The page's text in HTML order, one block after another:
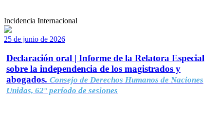
Incidencia Internacional
25 de junio de 2026
Declaración oral | Informe de la Relatora Especial
sobre la independencia de los magistrados y
abogados. Consejo de Derechos Humanos de Naciones
Unidas, 62° período de sesiones